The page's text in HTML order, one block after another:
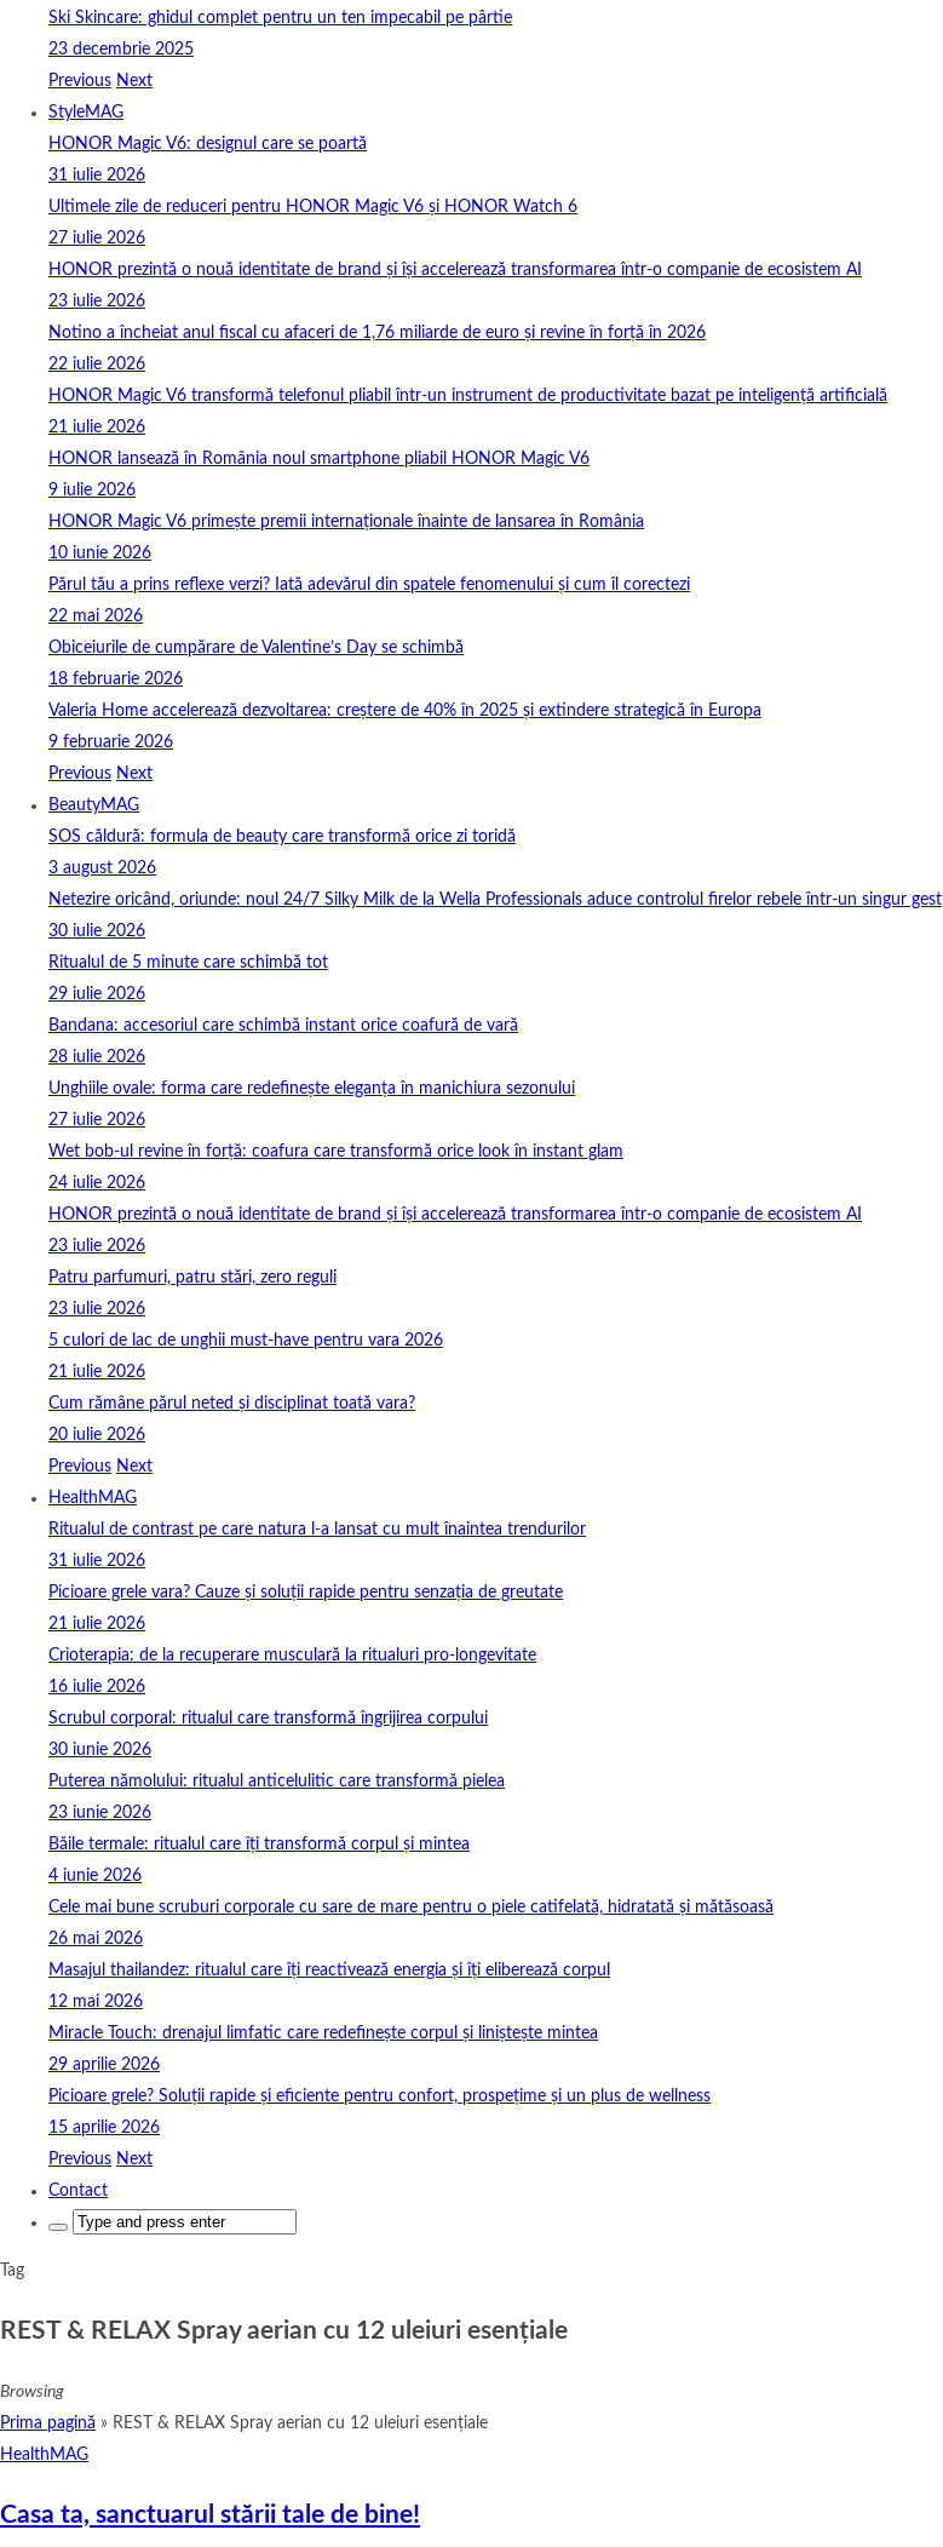
Ski Skincare: ghidul complet pentru un ten impecabil pe pârtie
23 decembrie 2025
Previous Next
StyleMAG
HONOR Magic V6: designul care se poartă
31 iulie 2026
Ultimele zile de reduceri pentru HONOR Magic V6 și HONOR Watch 6
27 iulie 2026
HONOR prezintă o nouă identitate de brand și își accelerează transformarea într-o companie de ecosistem AI
23 iulie 2026
Notino a încheiat anul fiscal cu afaceri de 1,76 miliarde de euro și revine în forță în 2026
22 iulie 2026
HONOR Magic V6 transformă telefonul pliabil într-un instrument de productivitate bazat pe inteligență artificială
21 iulie 2026
HONOR lansează în România noul smartphone pliabil HONOR Magic V6
9 iulie 2026
HONOR Magic V6 primește premii internaționale înainte de lansarea în România
10 iunie 2026
Părul tău a prins reflexe verzi? Iată adevărul din spatele fenomenului și cum îl corectezi
22 mai 2026
Obiceiurile de cumpărare de Valentine’s Day se schimbă
18 februarie 2026
Valeria Home accelerează dezvoltarea: creștere de 40% în 2025 și extindere strategică în Europa
9 februarie 2026
Previous Next
BeautyMAG
SOS căldură: formula de beauty care transformă orice zi toridă
3 august 2026
Netezire oricând, oriunde: noul 24/7 Silky Milk de la Wella Professionals aduce controlul firelor rebele într-un singur gest
30 iulie 2026
Ritualul de 5 minute care schimbă tot
29 iulie 2026
Bandana: accesoriul care schimbă instant orice coafură de vară
28 iulie 2026
Unghiile ovale: forma care redefinește eleganța în manichiura sezonului
27 iulie 2026
Wet bob-ul revine în forță: coafura care transformă orice look în instant glam
24 iulie 2026
HONOR prezintă o nouă identitate de brand și își accelerează transformarea într-o companie de ecosistem AI
23 iulie 2026
Patru parfumuri, patru stări, zero reguli
23 iulie 2026
5 culori de lac de unghii must‑have pentru vara 2026
21 iulie 2026
Cum rămâne părul neted și disciplinat toată vara?
20 iulie 2026
Previous Next
HealthMAG
Ritualul de contrast pe care natura l-a lansat cu mult înaintea trendurilor
31 iulie 2026
Picioare grele vara? Cauze și soluții rapide pentru senzația de greutate
21 iulie 2026
Crioterapia: de la recuperare musculară la ritualuri pro‑longevitate
16 iulie 2026
Scrubul corporal: ritualul care transformă îngrijirea corpului
30 iunie 2026
Puterea nămolului: ritualul anticelulitic care transformă pielea
23 iunie 2026
Băile termale: ritualul care îți transformă corpul și mintea
4 iunie 2026
Cele mai bune scruburi corporale cu sare de mare pentru o piele catifelată, hidratată și mătăsoasă
26 mai 2026
Masajul thailandez: ritualul care îți reactivează energia și îți eliberează corpul
12 mai 2026
Miracle Touch: drenajul limfatic care redefinește corpul și liniștește mintea
29 aprilie 2026
Picioare grele? Soluții rapide și eficiente pentru confort, prospețime și un plus de wellness
15 aprilie 2026
Previous Next
Contact
Search
Tag
REST & RELAX Spray aerian cu 12 uleiuri esențiale
Browsing
Prima pagină » REST & RELAX Spray aerian cu 12 uleiuri esențiale
HealthMAG
Casa ta, sanctuarul stării tale de bine!